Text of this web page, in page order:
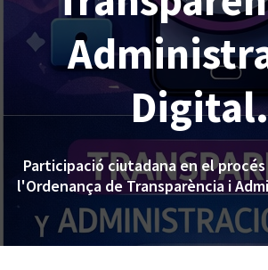
Digital.
Participació ciutadana en el
l'Ordenança de Transparència i